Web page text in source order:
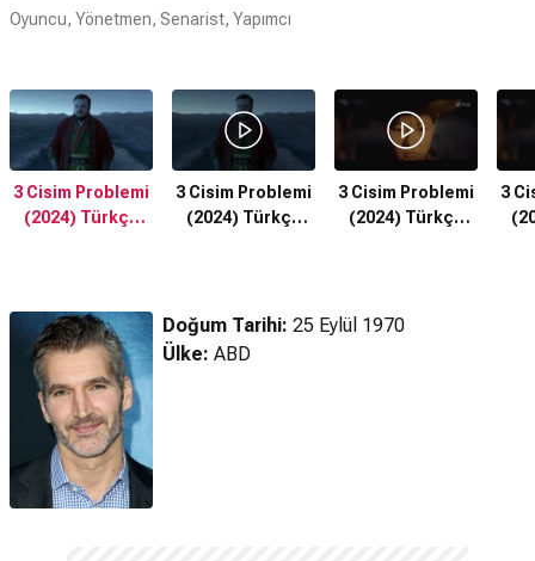
Oyuncu, Yönetmen, Senarist, Yapımcı
3 Cisim Problemi
(2024) Türkçe
3 Cisim Problemi
(2024) Türkçe
3 Cisim Problemi
(2024) Türkçe
3
Doğum Tarihi: 25 Eylül 1970
Ülke: ABD